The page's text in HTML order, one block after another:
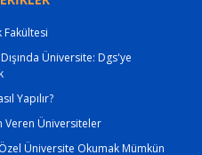
Fakültesi
Üniversite: Dgs'ye
Yapılır?
Veren Üniversiteler
Üniversite Okumak Mümkün